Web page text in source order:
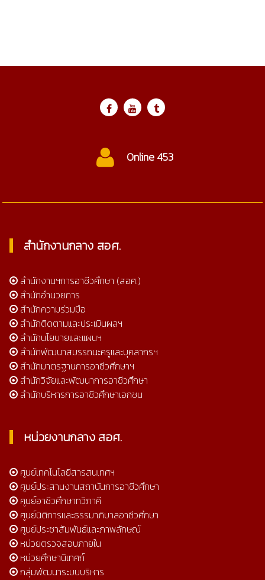
Online 453
สำนักงานกลาง สอศ.
สำนักงานฯการอาชีวศึกษา (สอศ.)
สำนักอำนวยการ
สำนักความร่วมมือ
สำนักติดตามและประเมินผลฯ
สำนักนโยบายและแผนฯ
สำนักพัฒนาสมรรถนะครูและบุคลากรฯ
สำนักมาตรฐานการอาชีวศึกษาฯ
สำนักวิจัยและพัฒนาการอาชีวศึกษา
สำนักบริหารการอาชีวศึกษาเอกชน
หน่วยงานกลาง สอศ.
ศูนย์เทคโนโลยีสารสนเทศฯ
ศูนย์ประสานงานสถาบันการอาชีวศึกษา
ศูนย์อาชีวศึกษาทวิภาคี
ศูนย์นิติการและธรรมาภิบาลอาชีวศึกษา
ศูนย์ประชาสัมพันธ์และภาพลักษณ์
หน่วยตรวจสอบภายใน
หน่วยศึกษานิเทศก์
กลุ่มพัฒนาระบบบริหาร